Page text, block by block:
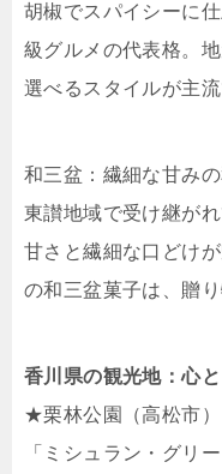
胡椒でスパイシーに
級グルメの代表格。地
選べるスタイルが主
和三盆：繊細な甘み
東讃地域で受け継が
甘さと繊細な口どけ
の和三盆菓子は、贈
香川県の観光地：心
★栗林公園（高松市）
「ミシュラン・グリ